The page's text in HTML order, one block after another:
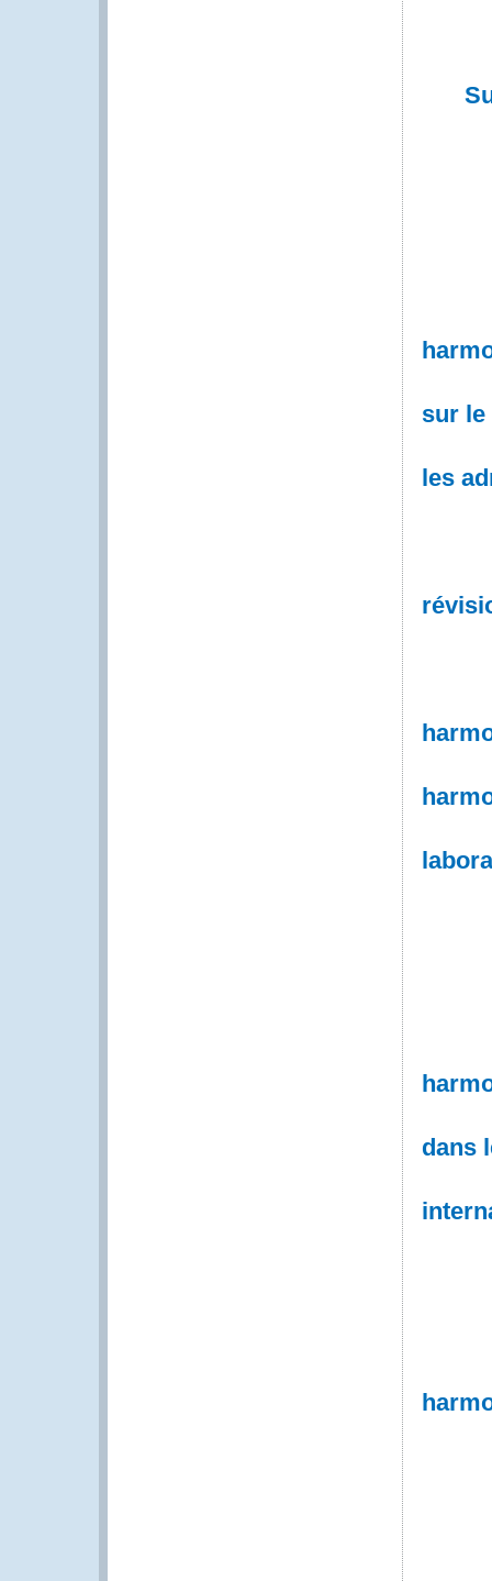
sur le
les
dans